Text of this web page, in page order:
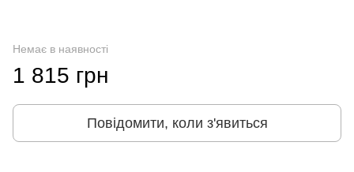
Немає в наявності
1 815 грн
Повідомити, коли з'явиться